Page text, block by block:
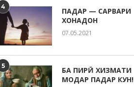
4
ПАДАР — САРВАРИ
ХОНАДОН
07.05.2021
5
БА ПИРӢ ХИЗМАТИ
МОДАР ПАДАР КУН!